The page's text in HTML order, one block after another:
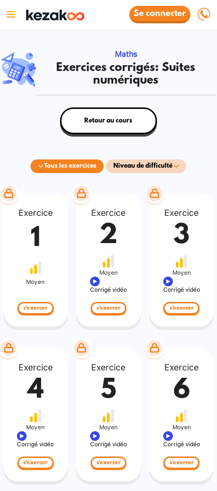
Se connecter
Maths
Exercices corrigés: Suites
numériques
Tous les exercices Niveau de difficulté
Retour au cours
Exercice
1
Moyen
s'exercer
Exercice
2
Moyen
Corrigé vidéo
s'exercer
Exercice
3
Moyen
Corrigé vidéo
s'exercer
Exercice
4
Moyen
Corrigé vidéo
s'exercer
Exercice
5
Moyen
Corrigé vidéo
s'exercer
Exercice
6
Moyen
Corrigé vidéo
s'exercer